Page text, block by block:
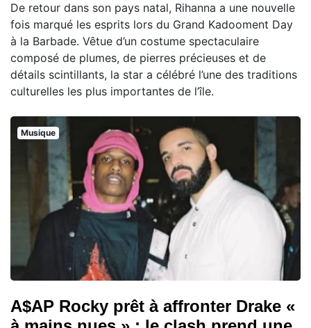
De retour dans son pays natal, Rihanna a une nouvelle
fois marqué les esprits lors du Grand Kadooment Day
à la Barbade. Vêtue d’un costume spectaculaire
composé de plumes, de pierres précieuses et de
détails scintillants, la star a célébré l’une des traditions
culturelles les plus importantes de l’île.
Musique
A$AP Rocky prêt à affronter Drake «